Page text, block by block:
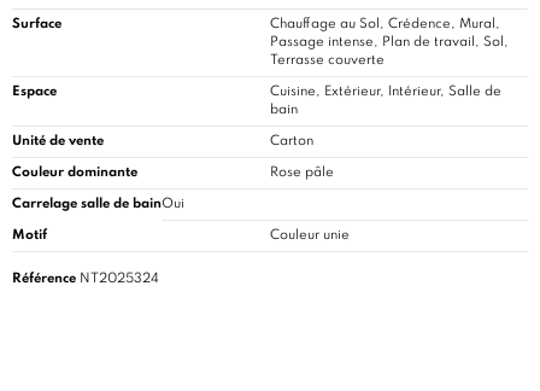
Surface
Chauffage au Sol, Crédence, Mural,
Passage intense, Plan de travail, Sol,
Terrasse couverte
Espace Cuisine, Extérieur, Intérieur, Salle de
bain
Unité de vente Carton
Couleur dominante Rose pâle
Carrelage salle de bainOui
Motif Couleur unie
Référence NT2025324